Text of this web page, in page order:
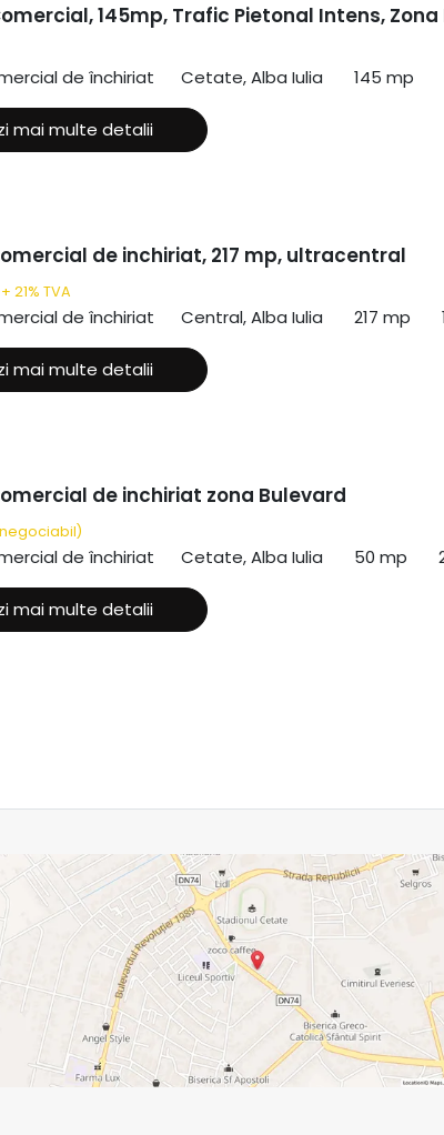
145mp, Trafic Pietonal Intens,
de închiriat Cetate, Alba Iulia 145 mp
mai multe detalii
de inchiriat, 217 mp, ultracentral
+ 21% TVA
de închiriat Central, Alba Iulia 217 mp
mai multe detalii
de inchiriat zona Bulevard
de închiriat Cetate, Alba Iulia 50 mp
mai multe detalii